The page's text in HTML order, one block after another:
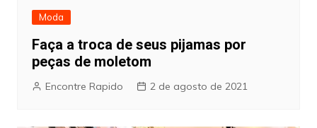
Moda
Faça a troca de seus pijamas por
peças de moletom
Encontre Rapido 2 de agosto de 2021